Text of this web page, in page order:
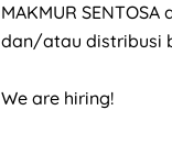
MAKMUR
dan/atau distribusi
We are hiring!